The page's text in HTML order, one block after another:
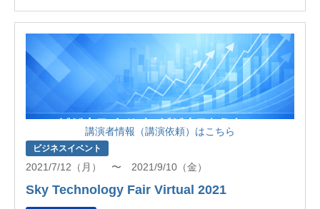
講演者情報（講演依頼）はこちら
ビジネスイベント
2021/7/12（月） 〜 2021/9/10（金）
Sky Technology Fair Virtual 2021